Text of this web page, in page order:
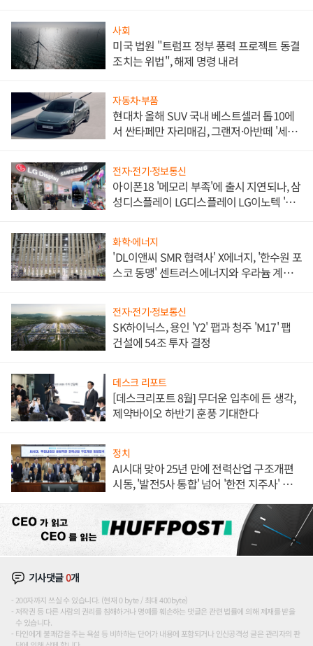
사회
미국 법원 "트럼프 정부 풍력 프로젝트 동결
조치는 위법", 해제 명령 내려
자동차·부품
현대차 올해 SUV 국내 베스트셀러 톱10에
서 싼타페만 자리매김, 그랜저·아반떼 '세단
전자·전기·정보통신
아이폰18 '메모리 부족'에 출시 지연되나, 삼
성디스플레이 LG디스플레이 LG이노텍 '탈
화학·에너지
'DL이앤씨 SMR 협력사' X에너지, '한수원 포
스코 동맹' 센트러스에너지와 우라늄 계약
전자·전기·정보통신
SK하이닉스, 용인 'Y2' 팹과 청주 'M17' 팹
건설에 54조 투자 결정
데스크 리포트
[데스크리포트 8월] 무더운 입추에 든 생각,
제약바이오 하반기 훈풍 기대한다
정치
AI시대 맞아 25년 만에 전력산업 구조개편
시동, '발전5사 통합' 넘어 '한전 지주사' 재편
기사댓글0개
200자까지 쓰실 수 있습니다. (현재 0 byte / 최대 400byte)
저작권 등 다른 사람의 권리를 침해하거나 명예를 훼손하는 댓글은 관련 법률에 의해 제재를 받을
수 있습니다.
타인에게 불쾌감을 주는 욕설 등 비하하는 단어가 내용에 포함되거나 인신공격성 글은 관리자의 판